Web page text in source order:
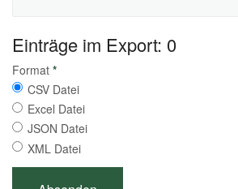
Einträge im Export: 0
Format *
CSV Datei
Excel Datei
JSON Datei
XML Datei